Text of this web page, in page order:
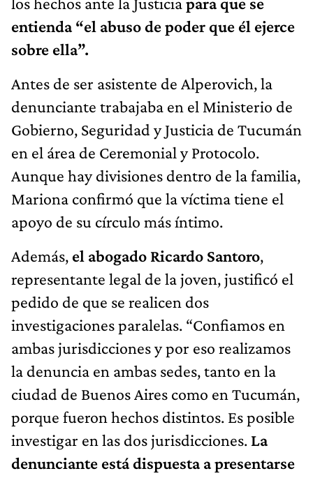
entienda “el abuso de poder que él ejerce
sobre ella”.
Antes de ser asistente de Alperovich, la
denunciante trabajaba en el Ministerio de
Gobierno, Seguridad y Justicia de Tucumán
en el área de Ceremonial y Protocolo.
Aunque hay divisiones dentro de la familia,
Mariona confirmó que la víctima tiene el
apoyo de su círculo más íntimo.
Además, el abogado Ricardo Santoro,
representante legal de la joven, justificó el
pedido de que se realicen dos
investigaciones paralelas. “Confiamos en
ambas jurisdicciones y por eso realizamos
la denuncia en ambas sedes, tanto en la
ciudad de Buenos Aires como en Tucumán,
porque fueron hechos distintos. Es posible
investigar en las dos jurisdicciones. La
denunciante está dispuesta a presentarse